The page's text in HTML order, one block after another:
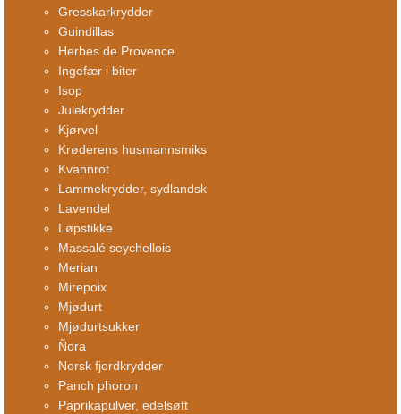
Gresskarkrydder
Guindillas
Herbes de Provence
Ingefær i biter
Isop
Julekrydder
Kjørvel
Krøderens husmannsmiks
Kvannrot
Lammekrydder, sydlandsk
Lavendel
Løpstikke
Massalé seychellois
Merian
Mirepoix
Mjødurt
Mjødurtsukker
Ñora
Norsk fjordkrydder
Panch phoron
Paprikapulver, edelsøtt